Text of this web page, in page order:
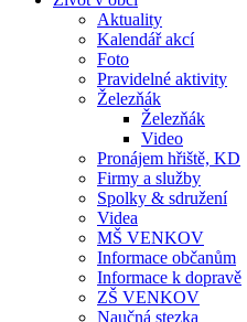
Aktuality
Kalendář akcí
Foto
Pravidelné aktivity
Železňák
Železňák
Video
Pronájem hřiště, KD
Firmy a služby
Spolky & sdružení
Videa
MŠ VENKOV
Informace občanům
Informace k dopravě
ZŠ VENKOV
Naučná stezka